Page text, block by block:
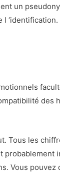
un
des
Tous les
probablement
Vous